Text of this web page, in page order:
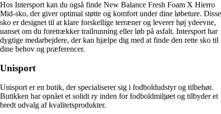
Hos Intersport kan du også finde New Balance Fresh Foam X Hierro
Mid-sko, der giver optimal støtte og komfort under dine løbeture. Disse
sko er designet til at klare forskellige terræner og leverer høj ydeevne,
uanset om du foretrækker trailrunning eller løb på asfalt. Intersport har
dygtige medarbejdere, der kan hjælpe dig med at finde den rette sko til
dine behov og præferencer.
Unisport
Unisport er en butik, der specialiserer sig i fodboldudstyr og tilbehør.
Butikken har opnået et solidt ry inden for fodboldmiljøet og tilbyder et
bredt udvalg af kvalitetsprodukter.